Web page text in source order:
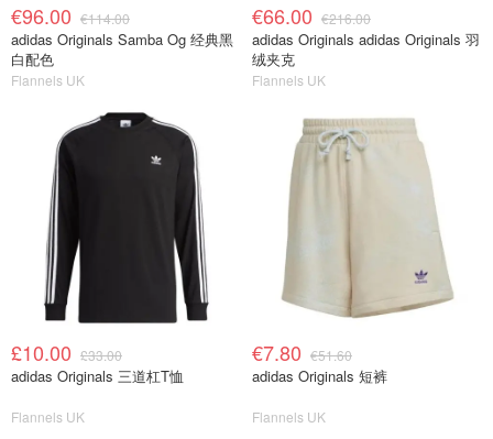
€96.00 €114.00
adidas Originals Samba Og 经典黑
白配色
Flannels UK
€66.00 €216.00
adidas Originals adidas Originals 羽
绒夹克
Flannels UK
£10.00 £33.00
adidas Originals 三道杠T恤
Flannels UK
€7.80 €51.60
adidas Originals 短裤
Flannels UK